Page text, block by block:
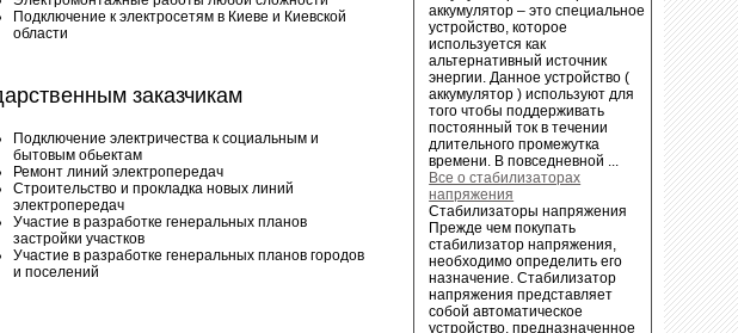
Подключение к электросетям в Киеве и Киевской
области
заказчикам
Подключение электричества к социальным и
бытовым обьектам
Ремонт линий электропередач
Строительство и прокладка новых линий
электропередач
Участие в разработке генеральных планов
застройки участков
Участие в разработке генеральных планов городов
и поселений
аккумулятор – это специальное
устройство, которое
используется как
альтернативный источник
энергии. Данное устройство (
аккумулятор ) используют для
того чтобы поддерживать
постоянный ток в течении
длительного промежутка
времени. В повседневной ...
Все о стабилизаторах
напряжения
Стабилизаторы напряжения
Прежде чем покупать
стабилизатор напряжения,
необходимо определить его
назначение. Стабилизатор
напряжения представляет
собой автоматическое
устройство, предназначенное